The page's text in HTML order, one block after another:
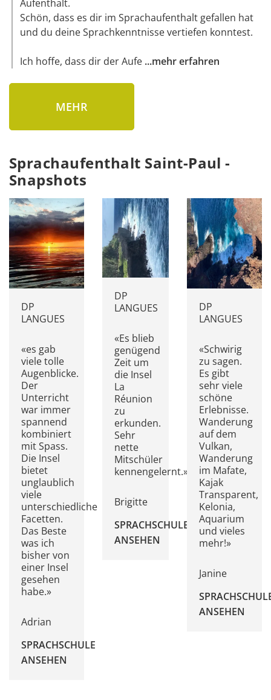
Aufenthalt.
Schön, dass es dir im Sprachaufenthalt gefallen hat
und du deine Sprachkenntnisse vertiefen konntest.
Ich hoffe, dass dir der Aufe ...mehr erfahren
MEHR
Sprachaufenthalt Saint-Paul -
Snapshots
DP
LANGUES
«es gab
viele tolle
Augenblicke.
Der
Unterricht
war immer
spannend
kombiniert
mit Spass.
Die Insel
bietet
unglaublich
viele
unterschiedliche
Facetten.
Das Beste
was ich
bisher von
einer Insel
gesehen
habe.»
Adrian
SPRACHSCHULE
ANSEHEN
DP
LANGUES
«Es blieb
genügend
Zeit um
die Insel
La
Réunion
zu
erkunden.
Sehr
nette
Mitschüler
kennengelernt.»
Brigitte
SPRACHSCHULE
ANSEHEN
DP
LANGUES
«Schwirig
zu sagen.
Es gibt
sehr viele
schöne
Erlebnisse.
Wanderung
auf dem
Vulkan,
Wanderung
im Mafate,
Kajak
Transparent,
Kelonia,
Aquarium
und vieles
mehr!»
Janine
ANSEHEN